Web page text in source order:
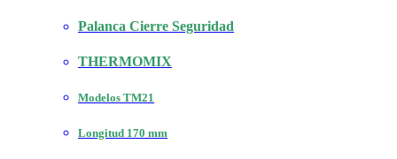
Palanca Cierre Seguridad
THERMOMIX
Modelos TM21
Longitud 170 mm